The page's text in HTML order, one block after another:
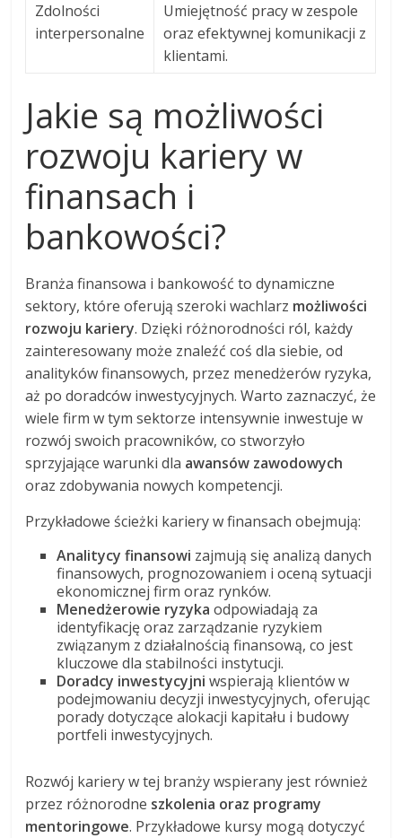
Zdolności
interpersonalne
Umiejętność pracy w zespole
oraz efektywnej komunikacji z
klientami.
Jakie są możliwości
rozwoju kariery w
finansach i
bankowości?
Branża finansowa i bankowość to dynamiczne
sektory, które oferują szeroki wachlarz możliwości
rozwoju kariery. Dzięki różnorodności ról, każdy
zainteresowany może znaleźć coś dla siebie, od
analityków finansowych, przez menedżerów ryzyka,
aż po doradców inwestycyjnych. Warto zaznaczyć, że
wiele firm w tym sektorze intensywnie inwestuje w
rozwój swoich pracowników, co stworzyło
sprzyjające warunki dla awansów zawodowych
oraz zdobywania nowych kompetencji.
Przykładowe ścieżki kariery w finansach obejmują:
Analitycy finansowi zajmują się analizą danych
finansowych, prognozowaniem i oceną sytuacji
ekonomicznej firm oraz rynków.
Menedżerowie ryzyka odpowiadają za
identyfikację oraz zarządzanie ryzykiem
związanym z działalnością finansową, co jest
kluczowe dla stabilności instytucji.
Doradcy inwestycyjni wspierają klientów w
podejmowaniu decyzji inwestycyjnych, oferując
porady dotyczące alokacji kapitału i budowy
portfeli inwestycyjnych.
Rozwój kariery w tej branży wspierany jest również
przez różnorodne szkolenia oraz programy
mentoringowe. Przykładowe kursy mogą dotyczyć